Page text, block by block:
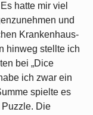
hatte mir viel
und
Krankenhaus-
hinweg stellte ich
bei „Dice
ich zwar ein
spielte es
Die